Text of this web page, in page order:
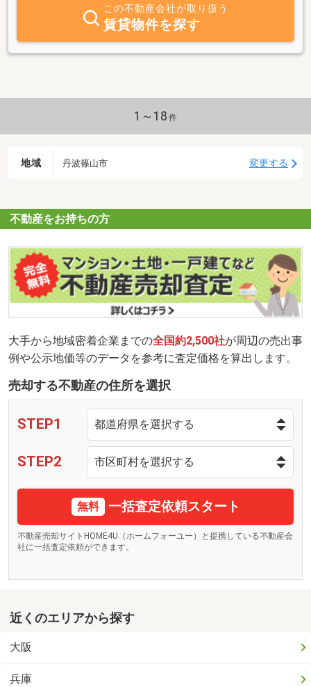
この不動産会社が取り扱う
賃貸物件を探す
1～18 件
地域 丹波篠山市 変更する
不動産をお持ちの方
大手から地域密着企業までの全国約2,500社が周辺の売出事
例や公示地価等のデータを参考に査定価格を算出します。
売却する不動産の住所を選択
STEP1
STEP2
無料 一括査定依頼スタート
不動産売却サイトHOME4U（ホームフォーユー）と提携している不動産会
社に一括査定依頼ができます。
近くのエリアから探す
大阪
兵庫